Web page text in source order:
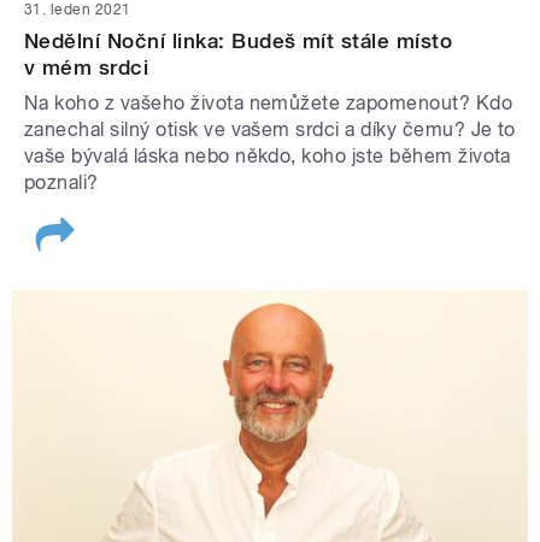
31. leden 2021
Nedělní Noční linka: Budeš mít stále místo
v mém srdci
Na koho z vašeho života nemůžete zapomenout? Kdo
zanechal silný otisk ve vašem srdci a díky čemu? Je to
vaše bývalá láska nebo někdo, koho jste během života
poznali?